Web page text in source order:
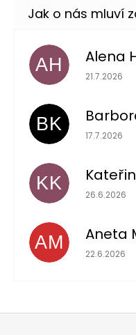
AH Alena
21.7.2026
BK
17.7.2026
KK
26.6.2026
AM Aneta
22.6.2026
Z